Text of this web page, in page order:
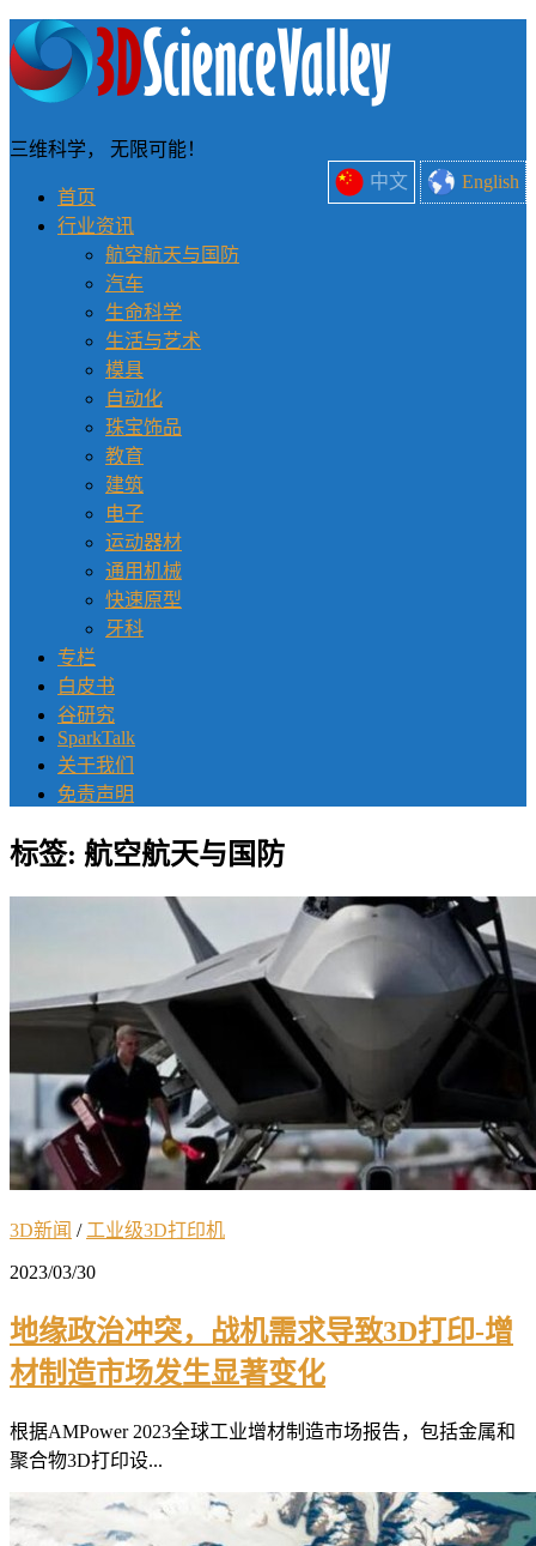
中文 English
三维科学， 无限可能！
首页
行业资讯
航空航天与国防
汽车
生命科学
生活与艺术
模具
自动化
珠宝饰品
教育
建筑
电子
运动器材
通用机械
快速原型
牙科
专栏
白皮书
谷研究
SparkTalk
关于我们
免责声明
标签: 航空航天与国防
3D新闻 / 工业级3D打印机
2023/03/30
地缘政治冲突，战机需求导致3D打印-增
材制造市场发生显著变化
根据AMPower 2023全球工业增材制造市场报告，包括金属和
聚合物3D打印设...